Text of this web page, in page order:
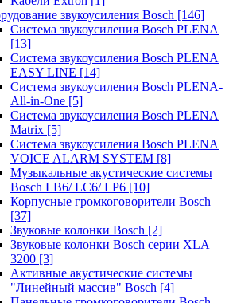
звукоусиления Bosch [146]
Система звукоусиления Bosch PLENA
[13]
Система звукоусиления Bosch PLENA
EASY LINE [14]
Система звукоусиления Bosch PLENA-
All-in-One [5]
Система звукоусиления Bosch PLENA
Matrix [5]
Система звукоусиления Bosch PLENA
VOICE ALARM SYSTEM [8]
Музыкальные акустические системы
Bosch LB6/ LC6/ LP6 [10]
Корпусные громкоговорители Bosch
[37]
Звуковые колонки Bosch [2]
Звуковые колонки Bosch серии XLA
3200 [3]
Активные акустические системы
"Линейный массив" Bosch [4]